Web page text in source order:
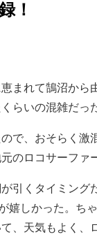
！
まれて鵠沼か
らいの混雑だった
で、おそらく
のロコサーファ
引くタイミン
嬉しかった。ち
、天気もよく